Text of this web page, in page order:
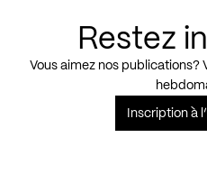
Restez
Vous aimez nos publications?
Inscription à